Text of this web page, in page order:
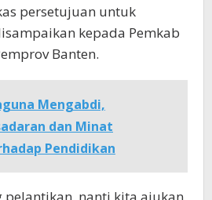
persetujuan untuk
kepada Pemkab
Banten.
Mengabdi,
dan Minat
Pendidikan
pelantikan, nanti kita ajukan